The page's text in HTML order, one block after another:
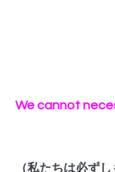
We cannot
（私たちは必ず